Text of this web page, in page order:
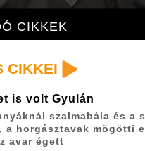
CIKKEK
CIKKEI
is volt Gyulán
szalmabála és a
a horgásztavak mögötti
avar égett